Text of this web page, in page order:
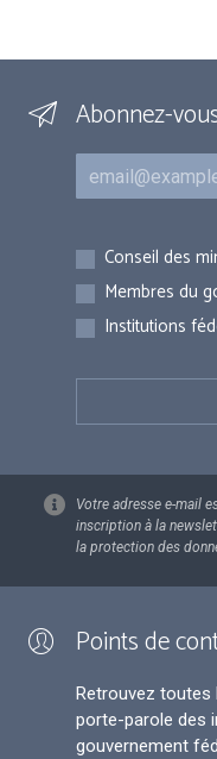
Abonnez-
Courriel
Inscriptions
Conseil des
Membres du
Institutions
Votre adresse e-mail
inscription à la
la protection des
Points de
Retrouvez
porte-parole des
gouvernement